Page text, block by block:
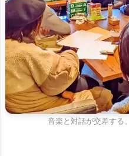
音楽と対話が交差する